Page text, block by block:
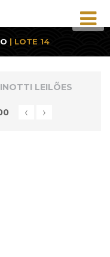
| LOTE 14
LEILÕES
‹ ›